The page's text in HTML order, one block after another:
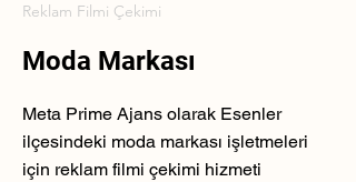
Reklam Filmi Çekimi
Moda Markası
Meta Prime Ajans olarak Esenler
ilçesindeki moda markası işletmeleri
için reklam filmi çekimi hizmeti